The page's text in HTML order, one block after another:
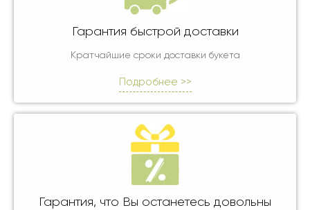
Гарантия быстрой доставки
Кратчайшие сроки доставки букета
Подробнее >>
Гарантия, что Вы останетесь довольны